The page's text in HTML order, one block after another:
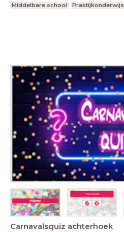
Middelbare school
Praktijkonderwijs
Carnavalsquiz achterhoek